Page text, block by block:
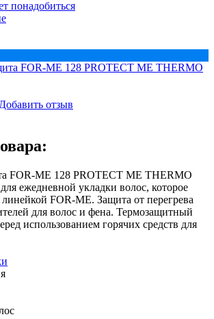
Добавить отзыв
FOR-ME 128 PROTECT ME THERMO
ежедневной укладки волос, которое
линейкой FOR-ME. Защита от перегрева
для волос и фена. Термозащитный
использованием горячих средств для